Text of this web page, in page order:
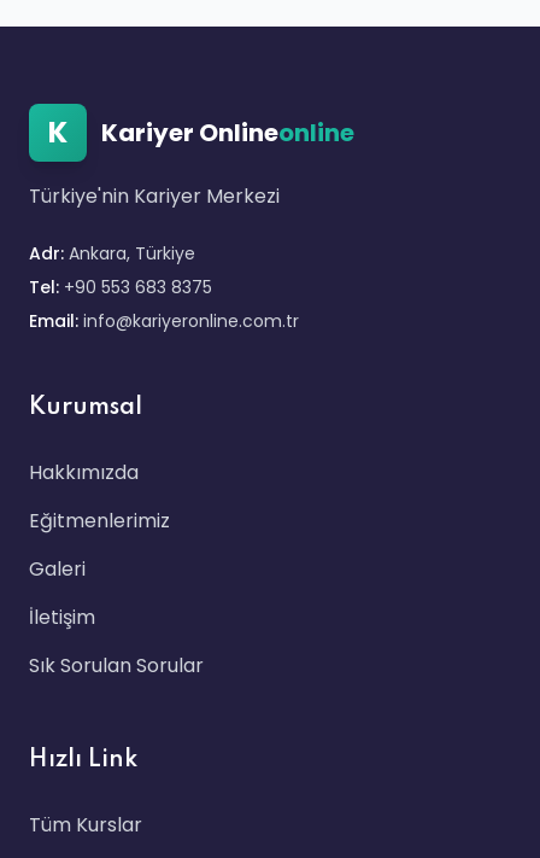
K Kariyer Onlineonline
Türkiye'nin Kariyer Merkezi
Adr: Ankara, Türkiye
Tel: +90 553 683 8375
Email: info@kariyeronline.com.tr
Kurumsal
Hakkımızda
Eğitmenlerimiz
Galeri
İletişim
Sık Sorulan Sorular
Hızlı Link
Tüm Kurslar